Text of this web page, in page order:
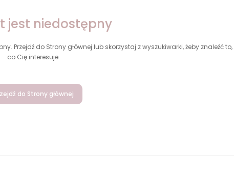
jest niedostępny
Przejdź do Strony głównej lub skorzystaj z wyszukiwarki, żeby znaleźć to,
co Cię interesuje.
do Strony głównej